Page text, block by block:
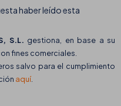
haber leído esta
S.L. gestiona, en base a su
fines comerciales.
salvo para el cumplimiento
aquí